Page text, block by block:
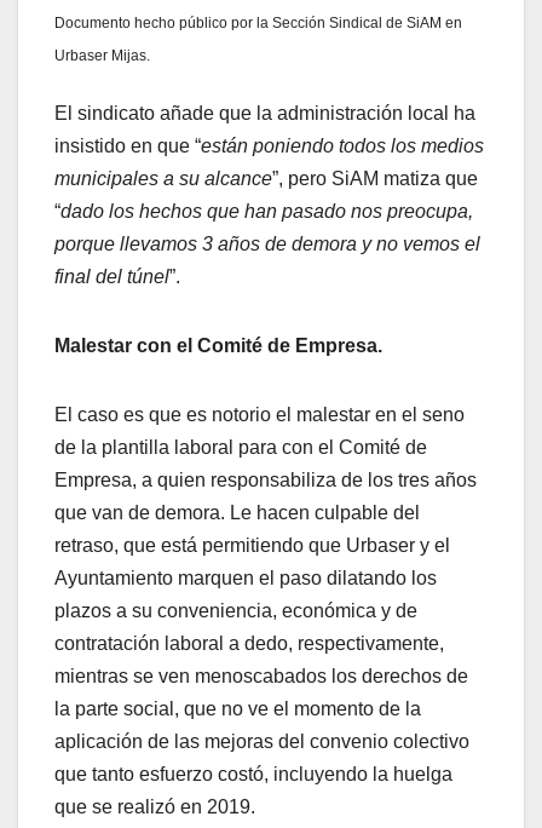
Documento hecho público por la Sección Sindical de SiAM en
Urbaser Mijas.
El sindicato añade que la administración local ha
insistido en que “están poniendo todos los medios
municipales a su alcance”, pero SiAM matiza que
“dado los hechos que han pasado nos preocupa,
porque llevamos 3 años de demora y no vemos el
final del túnel”.
Malestar con el Comité de Empresa.
El caso es que es notorio el malestar en el seno
de la plantilla laboral para con el Comité de
Empresa, a quien responsabiliza de los tres años
que van de demora. Le hacen culpable del
retraso, que está permitiendo que Urbaser y el
Ayuntamiento marquen el paso dilatando los
plazos a su conveniencia, económica y de
contratación laboral a dedo, respectivamente,
mientras se ven menoscabados los derechos de
la parte social, que no ve el momento de la
aplicación de las mejoras del convenio colectivo
que tanto esfuerzo costó, incluyendo la huelga
que se realizó en 2019.